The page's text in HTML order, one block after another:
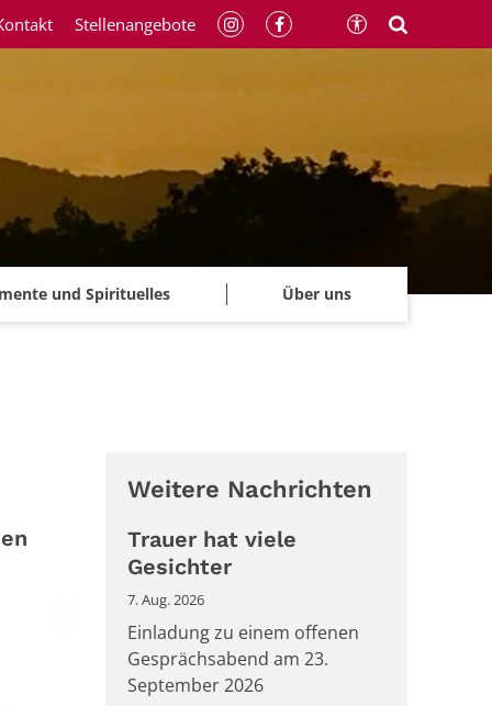
und Spirituelles Über uns
Stellenangebote
Weitere Nachrichten
Trauer hat viele
Gesichter
7. Aug. 2026
Einladung zu einem offenen
Gesprächsabend am 23.
September 2026